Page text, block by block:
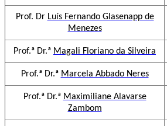
Prof. Dr Luís Fernando Glasenapp de
Menezes
Prof.ª Dr.ª Magali Floriano da Silveira
Prof.ª Dr.ª Marcela Abbado Neres
Prof.ª Dr.ª Maximiliane Alavarse
Zambom